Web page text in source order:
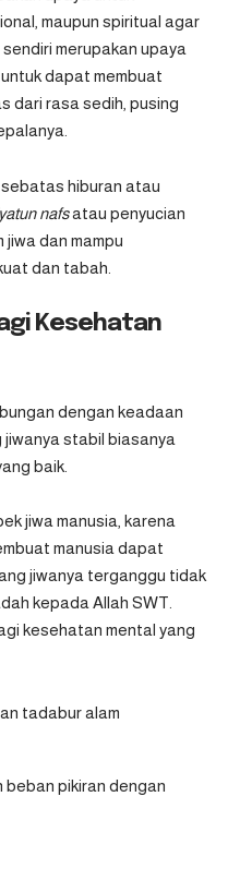
maupun spiritual agar
merupakan upaya
dapat membuat
dari rasa sedih, pusing
sebatas hiburan atau
nafsatau penyucian
dan mampu
dan tabah.
Kesehatan
dengan keadaan
stabil biasanya
baik.
jiwa manusia, karena
manusia dapat
jiwanya terganggu tidak
kepada Allah SWT.
kesehatan mental yang
tadabur alam
beban pikiran dengan